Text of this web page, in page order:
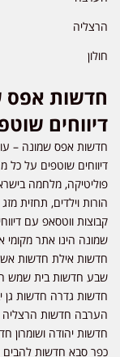
הרצליה
חולון
דיווחים
חדשות אפס שמונה –
דיווחים שוטפים על כל
פוליטיקה, מלחמה
הורות וילדים, תחזית
קבוצות ווטסאפ עם
שמונה הינו אתר מקומי
חדשות אילת חדשות
שבע חדשות בית שמש
חדשות גדרה חדשות גן
הערבה חדשות הרצליה
חדשות יהודה ושומרון
כפר סבא חדשות להבים